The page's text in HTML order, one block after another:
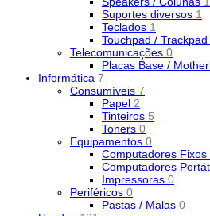
Suportes diversos 1
Teclados 1
Touchpad / Trackpad
Telecomunicações 0
Placas Base /
Informática 7
Consumíveis 7
Papel 2
Tinteiros 5
Toners 0
Equipamentos 0
Computadores Fixos
Computadores
Impressoras 0
Periféricos 0
Pastas / Malas 0